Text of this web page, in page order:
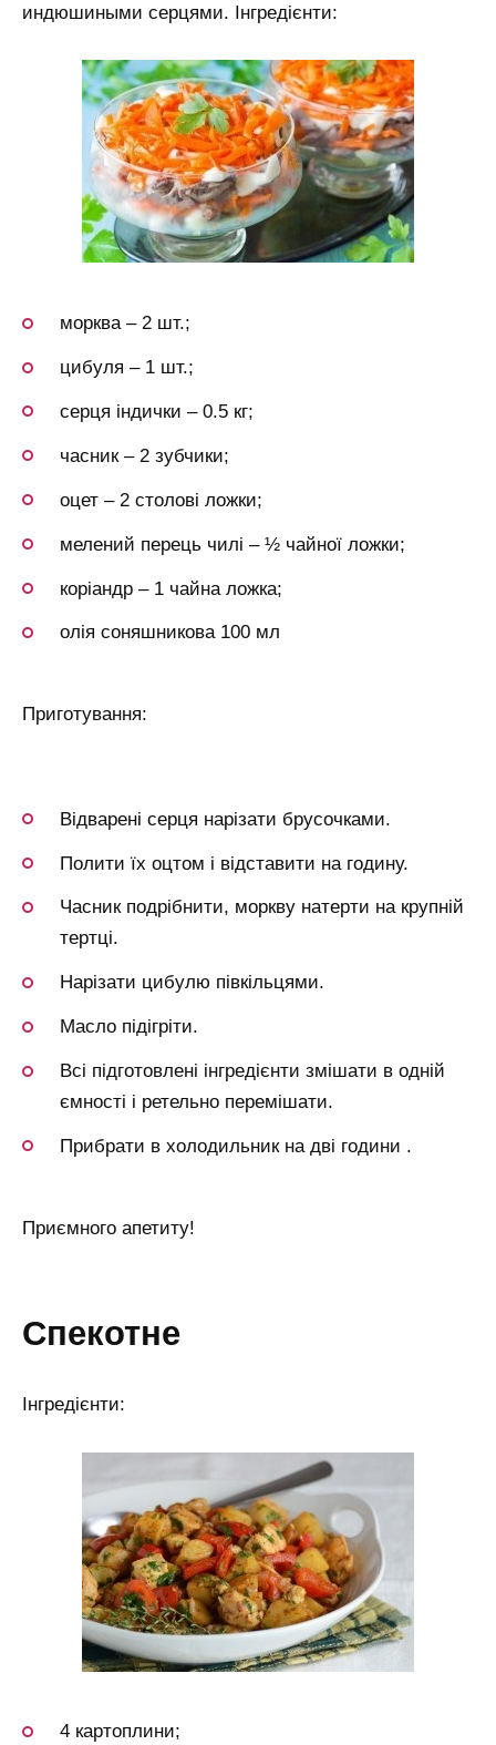
индюшиными серцями. Інгредієнти:
морква – 2 шт.;
цибуля – 1 шт.;
серця індички – 0.5 кг;
часник – 2 зубчики;
оцет – 2 столові ложки;
мелений перець чилі – ½ чайної ложки;
коріандр – 1 чайна ложка;
олія соняшникова 100 мл
Приготування:
Відварені серця нарізати брусочками.
Полити їх оцтом і відставити на годину.
Часник подрібнити, моркву натерти на крупній
тертці.
Нарізати цибулю півкільцями.
Масло підігріти.
Всі підготовлені інгредієнти змішати в одній
ємності і ретельно перемішати.
Прибрати в холодильник на дві години .
Приємного апетиту!
спекотне
Інгредієнти:
4 картоплини;